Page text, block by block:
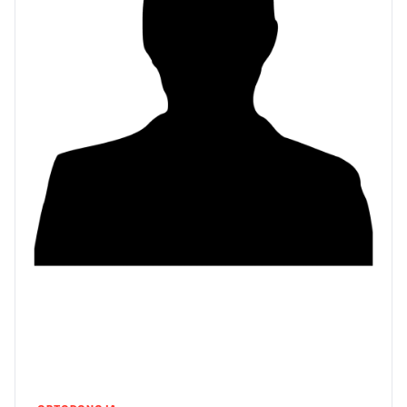
ZnanyLekarz
Od początku wszystko było dokładnie tłumaczone, dlaczego i
po co robimy dane rzeczy
Cyprian
Przebieg ekstrakcji ósemki bardzo szybki, brak jakiejkolwiek
opuchlizny więc lepiej zrobić tego sie nie da Polecam
K Krzysiek